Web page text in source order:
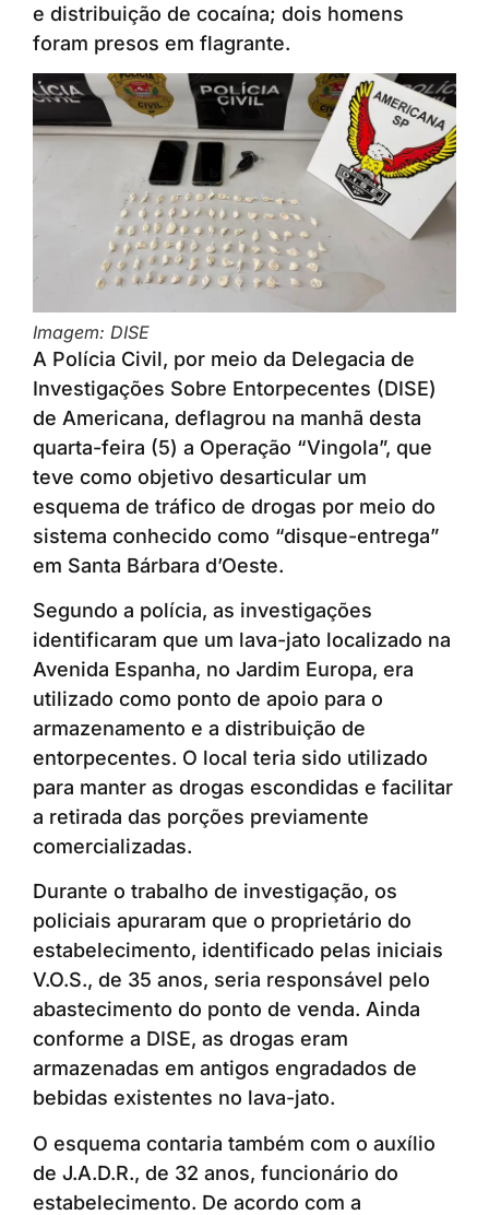
e distribuição de cocaína; dois homens
foram presos em flagrante.
Imagem: DISE
A Polícia Civil, por meio da Delegacia de
Investigações Sobre Entorpecentes (DISE)
de Americana, deflagrou na manhã desta
quarta-feira (5) a Operação “Vingola”, que
teve como objetivo desarticular um
esquema de tráfico de drogas por meio do
sistema conhecido como “disque-entrega”
em Santa Bárbara d’Oeste.
Segundo a polícia, as investigações
identificaram que um lava-jato localizado na
Avenida Espanha, no Jardim Europa, era
utilizado como ponto de apoio para o
armazenamento e a distribuição de
entorpecentes. O local teria sido utilizado
para manter as drogas escondidas e facilitar
a retirada das porções previamente
comercializadas.
Durante o trabalho de investigação, os
policiais apuraram que o proprietário do
estabelecimento, identificado pelas iniciais
V.O.S., de 35 anos, seria responsável pelo
abastecimento do ponto de venda. Ainda
conforme a DISE, as drogas eram
armazenadas em antigos engradados de
bebidas existentes no lava-jato.
O esquema contaria também com o auxílio
de J.A.D.R., de 32 anos, funcionário do
estabelecimento. De acordo com a